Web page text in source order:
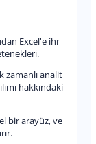
Excel'e ihr
zamanlı analit
hakkındaki
bir arayüz, ve